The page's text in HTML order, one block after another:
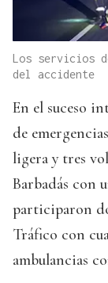
Los servicios
del accidente
En el suceso
de
ligera y tres
Barbadás con
participaron
Tráfico con
ambulancias